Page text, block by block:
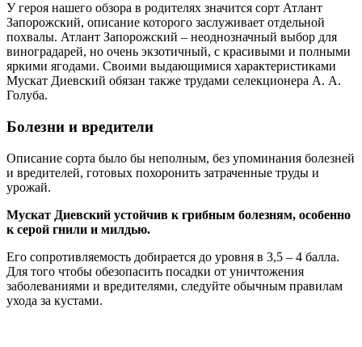
У героя нашего обзора в родителях значится сорт Атлант
Запорожский, описание которого заслуживает отдельной
похвалы. Атлант Запорожский – неоднозначный выбор для
виноградарей, но очень экзотичный, с красивыми и полными
яркими ягодами. Своими выдающимися характеристиками
Мускат Диевский обязан также трудами селекционера А. А.
Голуба.
Болезни и вредители
Описание сорта было бы неполным, без упоминания болезней
и вредителей, готовых похоронить затраченные труды и
урожай.
Мускат Диевский устойчив к грибным болезням, особенно
к серой гнили и милдью.
Его сопротивляемость добирается до уровня в 3,5 – 4 балла.
Для того чтобы обезопасить посадки от уничтожения
заболеваниями и вредителями, следуйте обычным правилам
ухода за кустами.